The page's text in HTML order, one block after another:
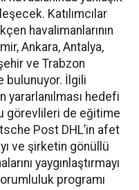
Katılımcılar
havalimanlarının
Ankara, Antalya,
ve Trabzon
bulunuyor. İlgili
yararlanılması hedefi
görevlileri de eğitime
Post DHL’in afet
ve şirketin gönüllü
yaygınlaştırmayı
programı